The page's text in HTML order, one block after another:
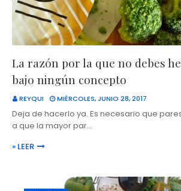
La razón por la que no debes
bajo ningún concepto
REYQUI MIÉRCOLES, JUNIO 28, 2017
Deja de hacerlo ya. Es necesario que
a que la mayor par…
» LEER